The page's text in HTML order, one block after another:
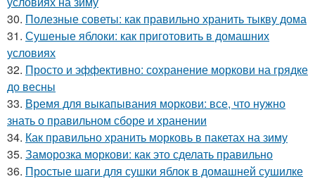
30. Полезные советы: как правильно хранить тыкву дома
31. Сушеные яблоки: как приготовить в домашних
условиях
32. Просто и эффективно: сохранение моркови на грядке
до весны
33. Время для выкапывания моркови: все, что нужно
знать о правильном сборе и хранении
34. Как правильно хранить морковь в пакетах на зиму
35. Заморозка моркови: как это сделать правильно
36. Простые шаги для сушки яблок в домашней сушилке